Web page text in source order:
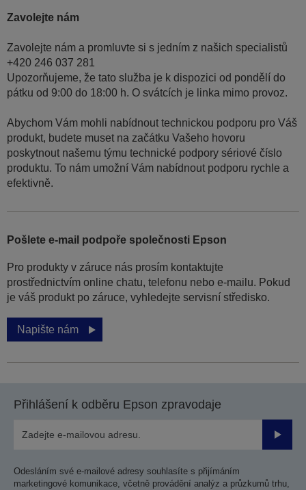
Zavolejte nám
Zavolejte nám a promluvte si s jedním z našich specialistů
+420 246 037 281
Upozorňujeme, že tato služba je k dispozici od pondělí do
pátku od 9:00 do 18:00 h. O svátcích je linka mimo provoz.
Abychom Vám mohli nabídnout technickou podporu pro Váš
produkt, budete muset na začátku Vašeho hovoru
poskytnout našemu týmu technické podpory sériové číslo
produktu. To nám umožní Vám nabídnout podporu rychle a
efektivně.
Pošlete e-mail podpoře společnosti Epson
Pro produkty v záruce nás prosím kontaktujte
prostřednictvím online chatu, telefonu nebo e-mailu. Pokud
je váš produkt po záruce, vyhledejte servisní středisko.
Napište nám
Přihlášení k odběru Epson zpravodaje
Odesláním své e-mailové adresy souhlasíte s přijímáním
marketingové komunikace, včetně provádění analýz a průzkumů trhu,